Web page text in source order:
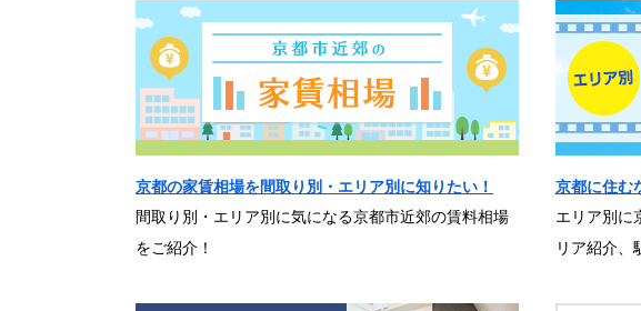
京都の家賃相場を間取り別・エリア別に知りたい！
間取り別・エリア別に気になる京都市近郊の賃料相場
をご紹介！
京都に住む
エリア別に
リア紹介、